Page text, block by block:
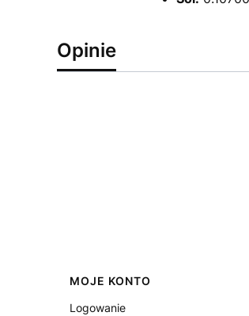
Opinie
Linki w stopce
MOJE KONTO
Logowanie